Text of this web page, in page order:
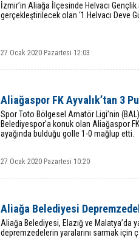
İzmir’in Aliağa İlçesinde Helvacı
gerçekleştirilecek olan ‘1.Helvacı Deve
27 Ocak 2020 Pazartesi 12:03
Aliağaspor FK Ayvalık’tan 3
Spor Toto Bölgesel Amatör Ligi’nin
Belediyespor’a konuk olan Aliağaspor
ayağında bulduğu golle 1-0 mağlup etti.
27 Ocak 2020 Pazartesi 10:20
Aliağa Belediyesi
Aliağa Belediyesi, Elazığ ve Malatya’da
depremzedelerin yaralarını sarmak için